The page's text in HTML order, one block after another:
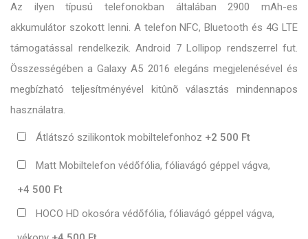
Az ilyen típusú telefonokban általában 2900 mAh-es
akkumulátor szokott lenni. A telefon NFC, Bluetooth és 4G LTE
támogatással rendelkezik. Android 7 Lollipop rendszerrel fut.
Összességében a Galaxy A5 2016 elegáns megjelenésével és
megbízható teljesítményével kitûnõ választás mindennapos
használatra.
Átlátszó szilikontok mobiltelefonhoz +2 500 Ft
Matt Mobiltelefon védőfólia, fóliavágó géppel vágva,
+4 500 Ft
HOCO HD okosóra védőfólia, fóliavágó géppel vágva,